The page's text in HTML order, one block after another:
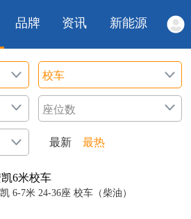
品牌 资讯 新能源
最新 最热
6米校车
6-7米 24-36座 校车（柴油）